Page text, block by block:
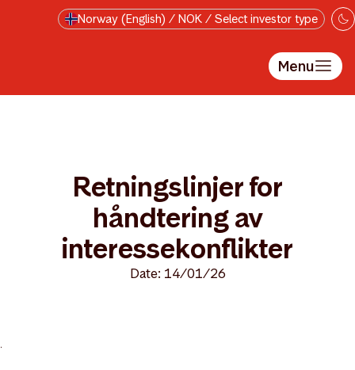
Skip to main contentNorway (English) / NOK / Select investor type
Menu
Retningslinjer for
håndtering av
interessekonflikter
Date: 14/01/26
>